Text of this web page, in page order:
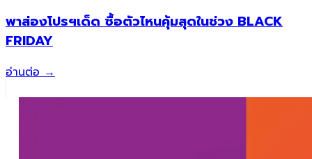
พาส่องโปรฯเด็ด ซื้อตัวไหนคุ้มสุดในช่วง BLACK
FRIDAY
อ่านต่อ→